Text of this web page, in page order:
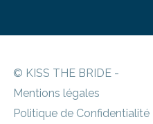
© KISS THE BRIDE -
Mentions légales
Politique de Confidentialité